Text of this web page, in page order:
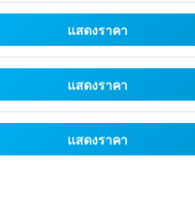
แสดงราคา
แสดงราคา
แสดงราคา